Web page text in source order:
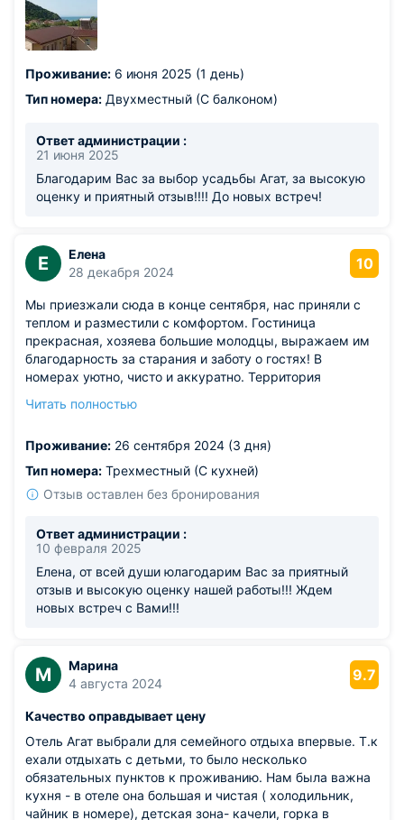
Проживание: 6 июня 2025 (1 день)
Тип номера: Двухместный (С балконом)
Ответ администрации :
21 июня 2025
Благодарим Вас за выбор усадьбы Агат, за высокую
оценку и приятный отзыв!!!! До новых встреч!
Е
Елена
28 декабря 2024
10
Мы приезжали сюда в конце сентября, нас приняли с
теплом и разместили с комфортом. Гостиница
прекрасная, хозяева большие молодцы, выражаем им
благодарность за старания и заботу о гостях! В
номерах уютно, чисто и аккуратно. Территория
игровая площадка для детей. Если собираетесь ехать
Читать полностью
Проживание: 26 сентября 2024 (3 дня)
Тип номера: Трехместный (С кухней)
Отзыв оставлен без бронирования
Ответ администрации :
10 февраля 2025
Елена, от всей души юлагодарим Вас за приятный
отзыв и высокую оценку нашей работы!!! Ждем
новых встреч с Вами!!!
М
Марина
4 августа 2024
9.7
Качество оправдывает цену
Отель Агат выбрали для семейного отдыха впервые. Т.к
ехали отдыхать с детьми, то было несколько
обязательных пунктов к проживанию. Нам была важна
кухня - в отеле она большая и чистая ( холодильник,
чайник в номере), детская зона- качели, горка в